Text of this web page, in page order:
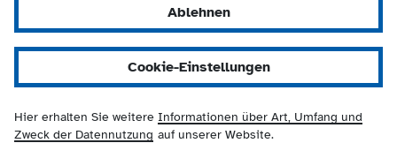
Ablehnen
Cookie-Einstellungen
Hier erhalten Sie weitere Informationen über Art, Umfang und
Zweck der Datennutzung auf unserer Website.